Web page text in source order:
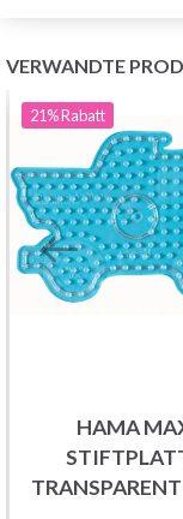
VERWANDTE
21%Rabatt
HAMA